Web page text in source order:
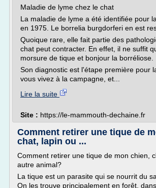
Maladie de lyme chez le chat
La maladie de lyme a été identifiée pour
en 1975. Le borrelia burgdorferi en est
Quoique rare, elle fait partie des
chat peut contracter. En effet, il ne suffit
morsure de tique et bonjour la borréliose.
Son diagnostic est l'étape première pour
vous vivez à la campagne, et...
Lire la suite
Site : https://le-mammouth-dechaine.fr
Comment retirer une tique de
chat, lapin ou ...
Comment retirer une tique de mon chien,
autre animal?
La tique est un parasite qui se nourrit du
On les trouve principalement en forêt,